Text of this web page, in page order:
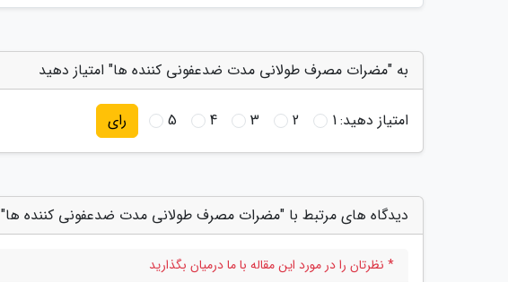
به "مضرات مصرف طولانی مدت ضدعفونی کننده ها" امتیاز دهید
امتیاز دهید:1
2
3
4
5 رای
دیدگاه های مرتبط با "مضرات مصرف طولانی مدت ضدعفونی کننده ها"
* نظرتان را در مورد این مقاله با ما درمیان بگذارید